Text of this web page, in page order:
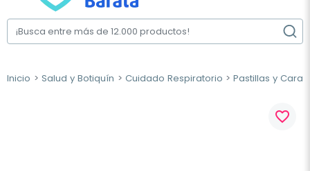
Inicio Salud y Botiquín Cuidado Respiratorio Pastillas y
favorite_border